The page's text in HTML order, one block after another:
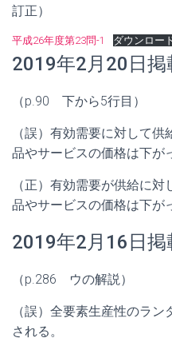
訂正）
平成26年度第23問-1 ダウンロー
2019年2月20日掲
（p.90 下から5行目）
（誤）有効需要に対して
品やサービスの価格は下が
（正）有効需要が供給に
品やサービスの価格は下が
2019年2月16日掲
（p.286 ウの解説）
（誤）全要素生産性のラ
される。